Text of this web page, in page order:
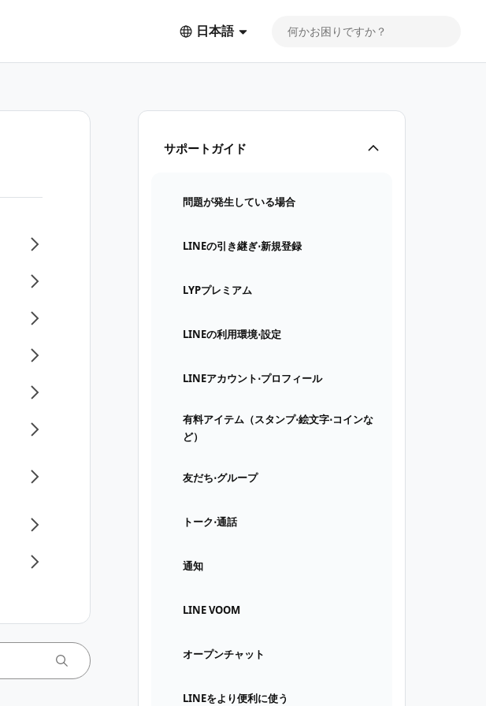
日本語
サポートガイド
問題が発生している場合
LINEの引き継ぎ⋅新規登録
LYPプレミアム
LINEの利用環境⋅設定
LINEアカウント⋅プロフィール
有料アイテム（スタンプ⋅絵文字⋅コインな
ど）
友だち⋅グループ
トーク⋅通話
通知
LINE VOOM
オープンチャット
LINEをより便利に使う